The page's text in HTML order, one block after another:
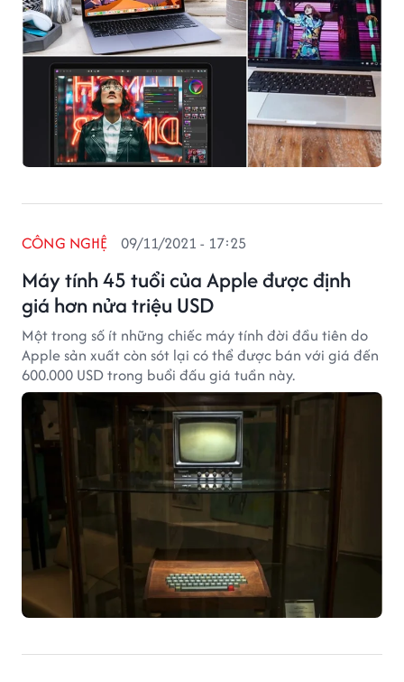
Máy tính 45 tuổi của Apple được định
giá hơn nửa triệu USD
CÔNG NGHỆ 09/11/2021 - 17:25
Một trong số ít những chiếc máy tính đời đầu tiên do
Apple sản xuất còn sót lại có thể được bán với giá đến
600.000 USD trong buổi đấu giá tuần này.